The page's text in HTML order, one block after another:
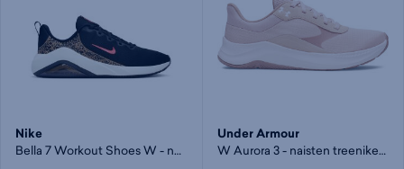
Nike
Bella 7 Workout Shoes W - naisten treenikengät
Under Armour
W Aurora 3 - naisten treenikengät